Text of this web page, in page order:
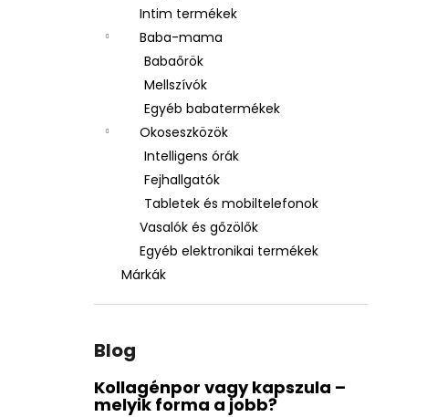
Intim termékek
Baba-mama
Babaőrök
Mellszívók
Egyéb babatermékek
Okoseszközök
Intelligens órák
Fejhallgatók
Tabletek és mobiltelefonok
Vasalók és gőzölők
Egyéb elektronikai termékek
Márkák
Blog
Kollagénpor vagy kapszula –
melyik forma a jobb?